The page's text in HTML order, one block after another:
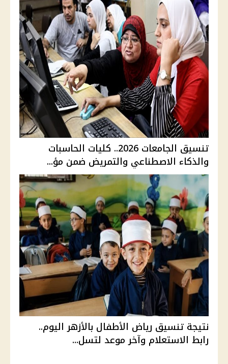
تنسيق الجامعات 2026.. كليات الحاسبات
والذكاء الاصطناعي والتمريض ضمن مؤ...
نتيجة تنسيق رياض الأطفال بالأزهر اليوم..
رابط الاستعلام وآخر موعد لتسل...